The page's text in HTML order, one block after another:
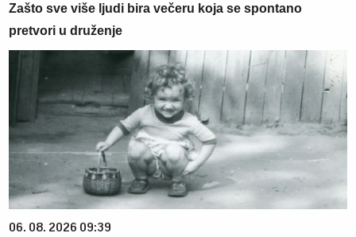
Zašto sve više ljudi bira večeru koja se spontano
pretvori u druženje
06. 08. 2026 09:39